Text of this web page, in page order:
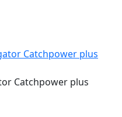
Catchpower plus